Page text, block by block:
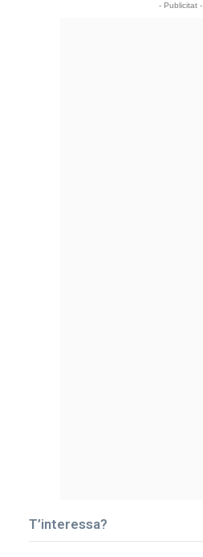
- Publicitat -
T’interessa?